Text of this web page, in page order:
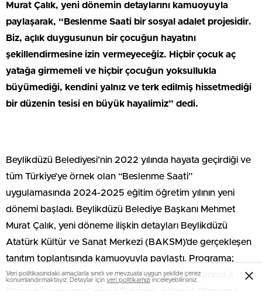
Murat Çalık, yeni dönemin detaylarını kamuoyuyla
paylaşarak, “Beslenme Saati bir sosyal adalet projesidir.
Biz, açlık duygusunun bir çocuğun hayatını
şekillendirmesine izin vermeyeceğiz. Hiçbir çocuk aç
yatağa girmemeli ve hiçbir çocuğun yoksullukla
büyümediği, kendini yalnız ve terk edilmiş hissetmediği
bir düzenin tesisi en büyük hayalimiz” dedi.
Beylikdüzü Belediyesi’nin 2022 yılında hayata geçirdiği ve
tüm Türkiye’ye örnek olan “Beslenme Saati”
uygulamasında 2024-2025 eğitim öğretim yılının yeni
dönemi başladı. Beylikdüzü Belediye Başkanı Mehmet
Murat Çalık, yeni döneme ilişkin detayları Beylikdüzü
Atatürk Kültür ve Sanat Merkezi (BAKSM)’de gerçekleşen
tanıtım toplantısında kamuoyuyla paylaştı. Programa;
Beyoğlu Belediye Başkanı İnan Güney, CHP İstanbul İl
Veri politikasındaki amaçlarla sınırlı ve mevzuata uygun şekilde çerez
konumlandırmaktayız. Detaylar için veri politikamızı inceleyebilirsiniz.